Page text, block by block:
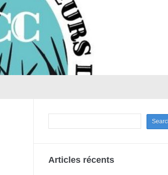
Articles récents